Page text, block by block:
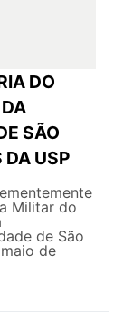
DO
SÃO
DA USP
Militar do
de São
de